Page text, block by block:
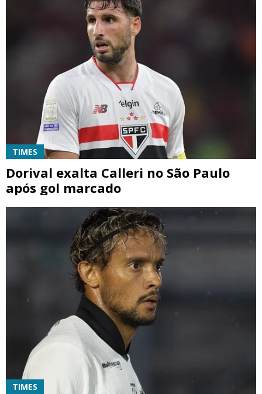
TIMES
Dorival exalta Calleri no São Paulo
após gol marcado
TIMES